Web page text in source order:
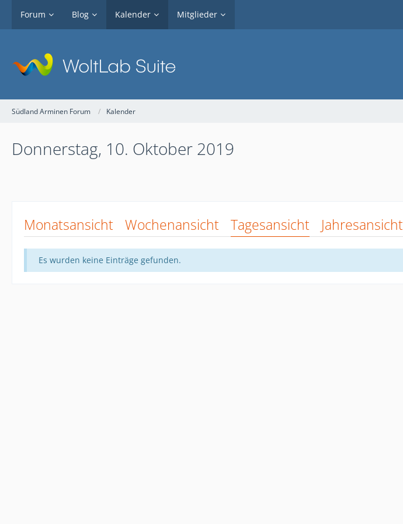
Forum Blog Kalender Mitglieder
Südland Arminen Forum Kalender
Donnerstag, 10. Oktober 2019
Monatsansicht Wochenansicht Tagesansicht Jahresansicht
Es wurden keine Einträge gefunden.